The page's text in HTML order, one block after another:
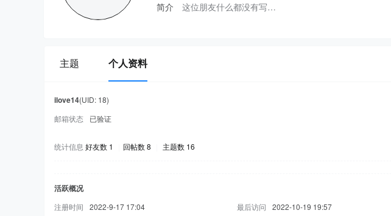
简介
这位朋友什么都没有写…
主题 个人资料
ilove14(UID: 18)
邮箱状态
已验证
统计信息 好友数 1 回帖数 8 主题数 16
活跃概况
注册时间 2022-9-17 17:04 最后访问
2022-10-19 19:57